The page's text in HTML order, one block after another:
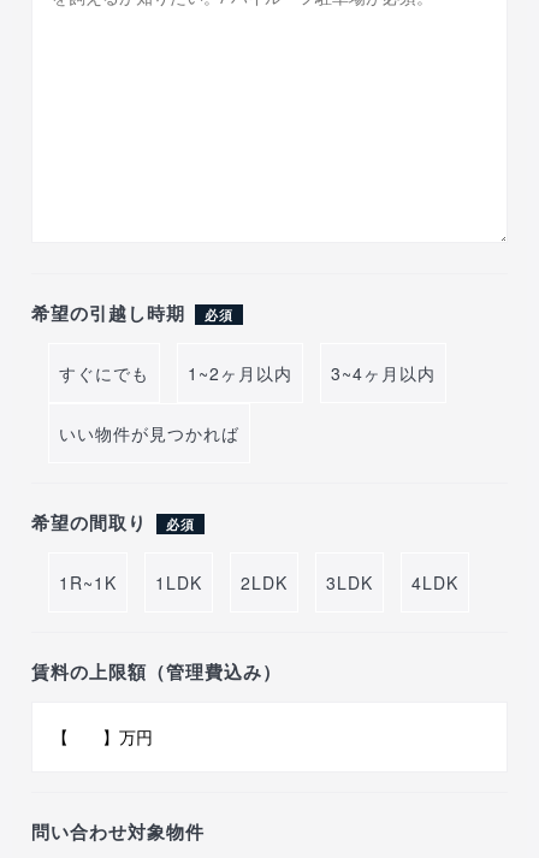
希望の引越し時期 必須
すぐにでも 1~2ヶ月以内 3~4ヶ月以内
いい物件が見つかれば
希望の間取り 必須
1R~1K 1LDK 2LDK 3LDK 4LDK
賃料の上限額（管理費込み）
問い合わせ対象物件